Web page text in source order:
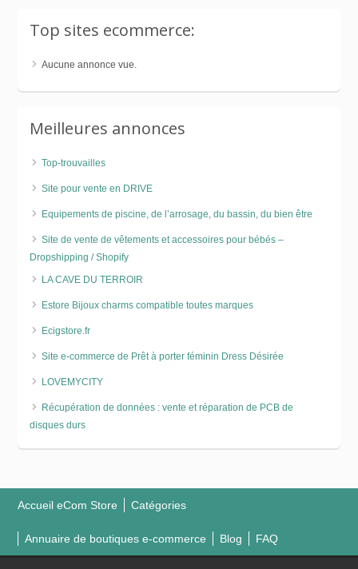
Top sites ecommerce:
Aucune annonce vue.
Meilleures annonces
Top-trouvailles
Site pour vente en DRIVE
Equipements de piscine, de l’arrosage, du bassin, du bien être
Site de vente de vêtements et accessoires pour bébés –
Dropshipping / Shopify
LA CAVE DU TERROIR
Estore Bijoux charms compatible toutes marques
Ecigstore.fr
Site e-commerce de Prêt à porter féminin Dress Désirée
LOVEMYCITY
Récupération de données : vente et réparation de PCB de
disques durs
Accueil eCom Store Catégories
Annuaire de boutiques e-commerce Blog FAQ